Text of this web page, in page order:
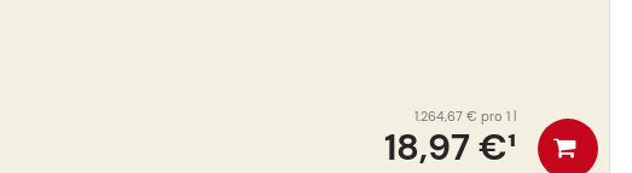
18,97 €¹
1.264,67 € pro 1 l